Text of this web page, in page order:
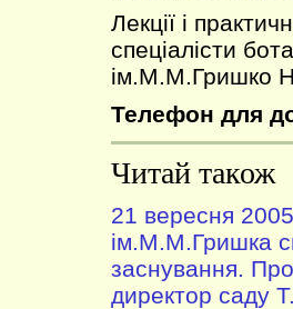
Лекції і
спеціалісти
ім.М.М.Гришко
Телефон для
Читай також
21 вересня
ім.М.М.Гришка
заснування.
директор саду